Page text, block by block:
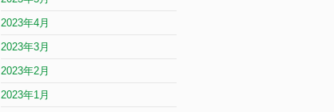
2023年4月
2023年3月
2023年2月
2023年1月